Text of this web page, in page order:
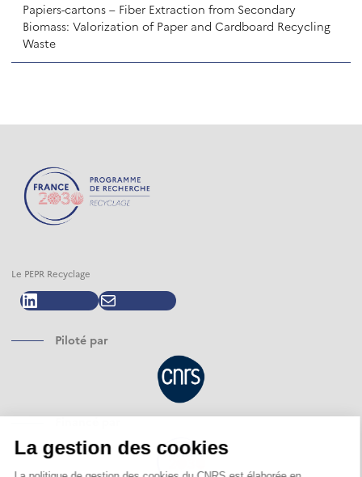
Papiers-cartons – Fiber Extraction from Secondary
Biomass: Valorization of Paper and Cardboard Recycling
Waste
Le PEPR Recyclage
LinkedInE-mail
Piloté par
Financé par